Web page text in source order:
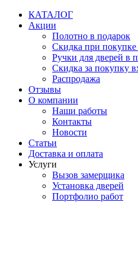
Перейти
содержимому
КАТАЛОГ
Акции
Полотно в подарок
Скидка при покупке
Ручки для дверей в
Скидка за покупку
Распродажа
Отзывы
О компании
Наши работы
Контакты
Новости
Статьи
Доставка и оплата
Услуги
Вызов замерщика
Установка дверей
Портфолио работ